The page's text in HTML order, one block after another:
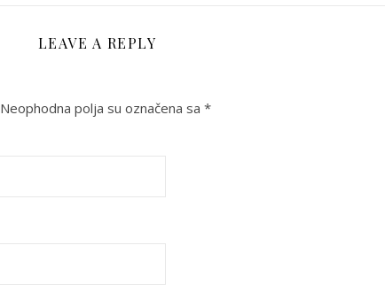
LEAVE A REPLY
Neophodna polja su označena sa *